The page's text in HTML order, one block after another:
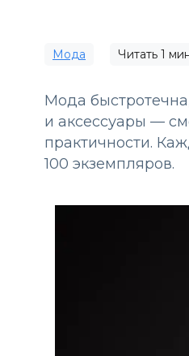
Мода Читать 1
Мода
и аксессуары —
практичности.
100 экземпляров.